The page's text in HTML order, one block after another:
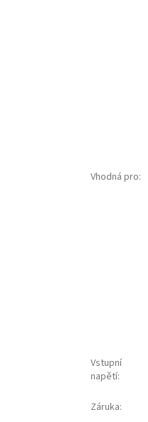
Vhodná pro:
Vstupní
napětí:
Záruka: